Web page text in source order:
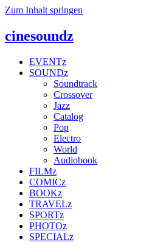
Zum Inhalt springen
cinesoundz
EVENTz
SOUNDz
Soundtrack
Crossover
Jazz
Catalog
Pop
Electro
World
Audiobook
FILMz
COMICz
BOOKz
TRAVELz
SPORTz
PHOTOz
SPECIALz